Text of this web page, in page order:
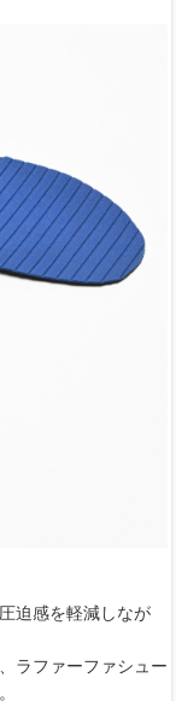
迫感を軽減しなが
ラファーファシュー